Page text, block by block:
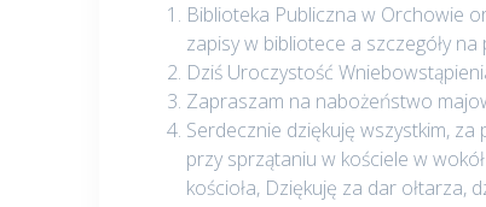
Biblioteka Publiczna w Orchowie
zapisy w bibliotece a szczegóły na
Dziś Uroczystość
Zapraszam na nabożeństwo
Serdecznie dziękuję wszystkim,
przy sprzątaniu w kościele w
kościoła, Dziękuję za dar ołtarza,